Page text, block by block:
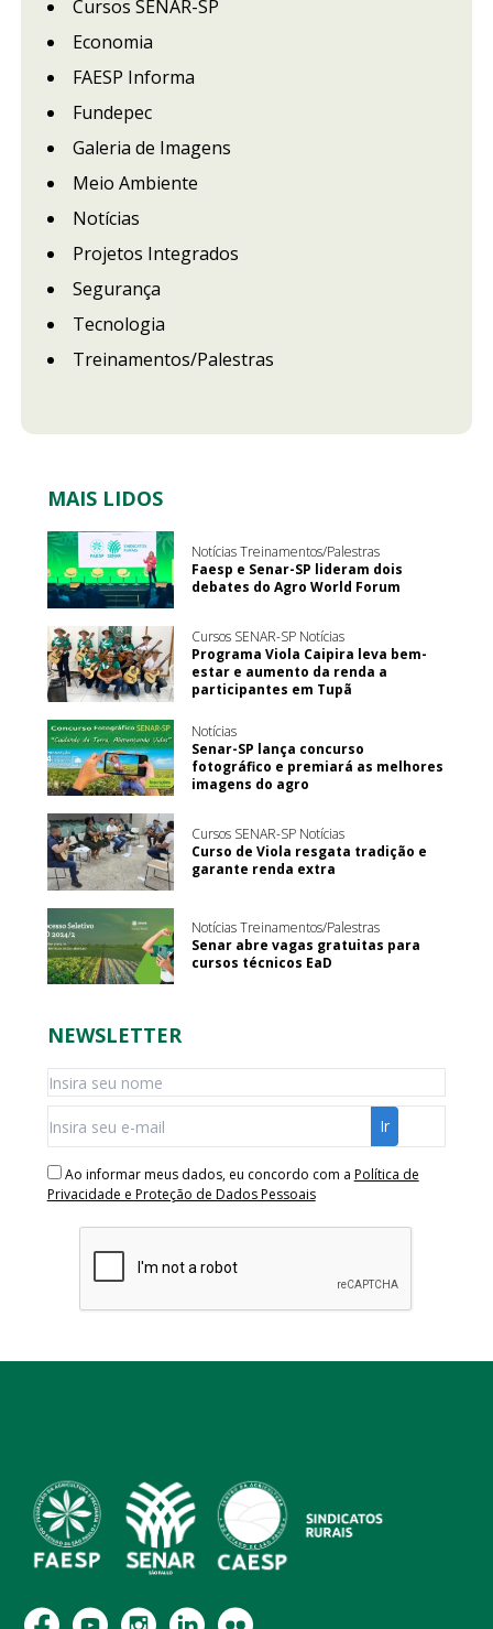
Cursos SENAR-SP
Economia
FAESP Informa
Fundepec
Galeria de Imagens
Meio Ambiente
Notícias
Projetos Integrados
Segurança
Tecnologia
Treinamentos/Palestras
MAIS LIDOS
Notícias Treinamentos/Palestras
Faesp e Senar-SP lideram dois
debates do Agro World Forum
Cursos SENAR-SP Notícias
Programa Viola Caipira leva bem-
estar e aumento da renda a
participantes em Tupã
Notícias
Senar-SP lança concurso
fotográfico e premiará as melhores
imagens do agro
Cursos SENAR-SP Notícias
Curso de Viola resgata tradição e
garante renda extra
Notícias Treinamentos/Palestras
Senar abre vagas gratuitas para
cursos técnicos EaD
NEWSLETTER
Ao informar meus dados, eu concordo com a Política de
Privacidade e Proteção de Dados Pessoais